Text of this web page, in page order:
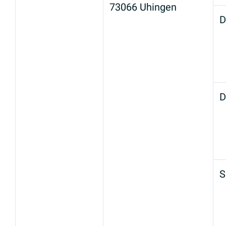
73066 Uhingen